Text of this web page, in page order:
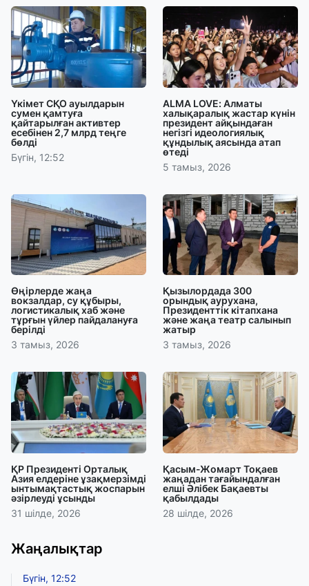
Үкімет СҚО ауылдарын
сумен қамтуға
қайтарылған активтер
есебінен 2,7 млрд теңге
бөлді
Бүгін, 12:52
ALMA LOVE: Алматы
халықаралық жастар күнін
президент айқындаған
негізгі идеологиялық
құндылық аясында атап
өтеді
5 тамыз, 2026
Өңірлерде жаңа
вокзалдар, су құбыры,
логистикалық хаб және
тұрғын үйлер пайдалануға
берілді
3 тамыз, 2026
Қызылордада 300
орындық аурухана,
Президенттік кітапхана
және жаңа театр салынып
жатыр
3 тамыз, 2026
ҚР Президенті Орталық
Азия елдеріне ұзақмерзімді
ынтымақтастық жоспарын
әзірлеуді ұсынды
31 шілде, 2026
Қасым-Жомарт Тоқаев
жаңадан тағайындалған
елші Әлібек Бақаевты
қабылдады
28 шілде, 2026
Жаңалықтар
Бүгін, 12:52